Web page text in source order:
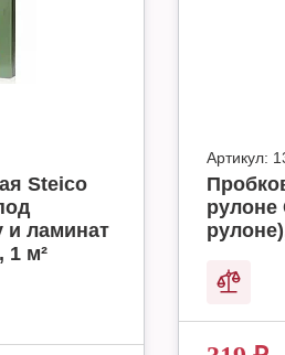
Steico
и ламинат
1 м²
Артикул:
рулоне